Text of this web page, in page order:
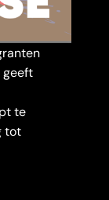
geeft
te
tot